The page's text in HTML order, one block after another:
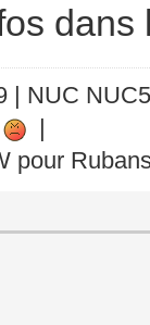
| NUC
|
pour